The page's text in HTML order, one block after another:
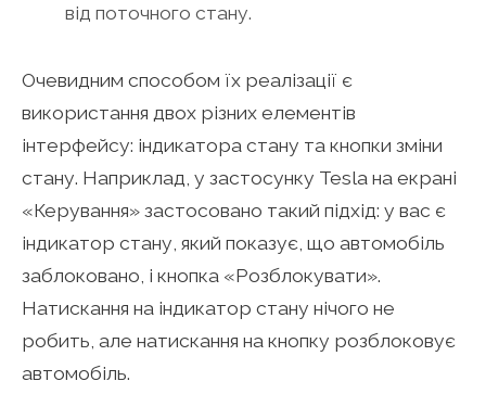
від поточного стану.
Очевидним способом їх реалізації є
використання двох різних елементів
інтерфейсу: індикатора стану та кнопки зміни
стану. Наприклад, у застосунку Tesla на екрані
«Керування» застосовано такий підхід: у вас є
індикатор стану, який показує, що автомобіль
заблоковано, і кнопка «Розблокувати».
Натискання на індикатор стану нічого не
робить, але натискання на кнопку розблоковує
автомобіль.